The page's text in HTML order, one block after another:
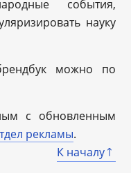
события,
науку
можно по
с обновленным
рекламы.
К началу